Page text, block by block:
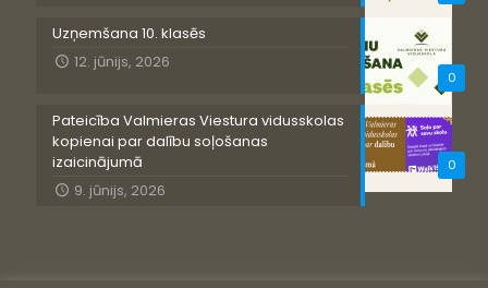
0
Uzņemšana 10. klasēs
12. jūnijs, 2026
0
Pateicība Valmieras Viestura vidusskolas
kopienai par dalību soļošanas
izaicinājumā
9. jūnijs, 2026